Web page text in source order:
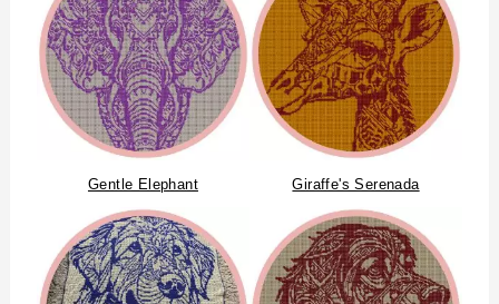
Gentle Elephant Giraffe's Serenada